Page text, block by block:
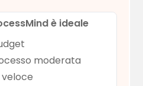
è ideale
moderata